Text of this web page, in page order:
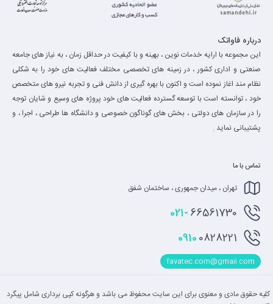
درباره فاواتک
این مجموعه با ارایه خدمات نوین ، بهینه و با کیفیت در حداقل زمان ، به نیاز های جامعه
صنعتی و اداری کشور ، در زمینه های تخصصی مختلف فعالیت های خود را به شکلی
نظام مند اغاز نموده است و اکنون با بهره گیری از دانش فنی و تجربه نیرو های متخصص
خود ، توانسته است با توسعه گسترده فعالیت های خود پروژه های وسیع و شایان توجه
را در سازمان های دولتی ، بخش های گوناگون خصوصی و دانشگاه ها طراحی ، اجرا ، و
پشتیبانی نماید .
تماس با ما
تهران ، میدان جمهوری ، ساختمان شفق
021-66561730
09100828221
favatec.com@gmail.com
کلیه حقوق مادی و معنوی برای این سایت محفوظ می باشد و هرگونه کپی برداری شامل پیگرد